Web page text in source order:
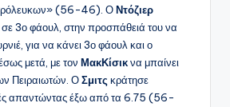
(56-46). ΟΝτόζιερ
3ο φάουλ, στην προσπάθειά του να
για να κάνει 3ο φάουλ και ο
μετά, με τον ΜακΚίσικνα μπαίνει
Πειραιωτών. ΟΣμιτς κράτησε
απαντώντας έξω από τα 6.75 (56-